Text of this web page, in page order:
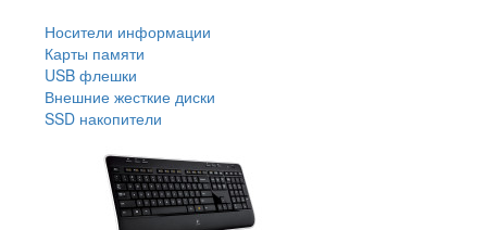
Носители информации
Карты памяти
USB флешки
Внешние жесткие диски
SSD накопители